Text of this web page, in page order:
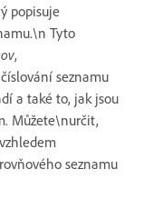
popisuje
Tyto
,
seznamu
a také to, jak jsou
Můžete\nurčit,
seznamu